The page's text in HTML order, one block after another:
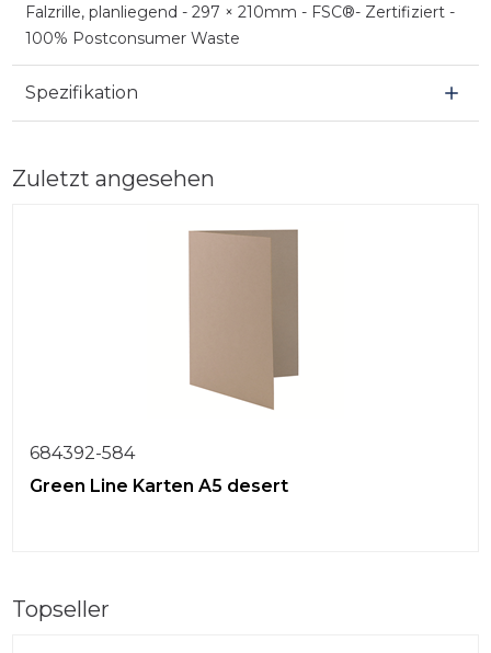
Falzrille, planliegend - 297 × 210mm - FSC®- Zertifiziert -
100% Postconsumer Waste
Spezifikation
Zuletzt angesehen
684392-584
Green Line Karten A5 desert
Topseller